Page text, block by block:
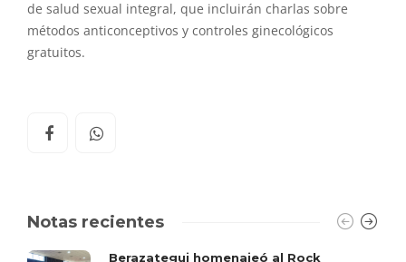
de salud sexual integral, que incluirán charlas sobre
métodos anticonceptivos y controles ginecológicos
gratuitos.
Notas recientes
Berazategui homenajeó al Rock